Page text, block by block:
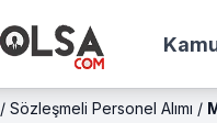
/ Sözleşmeli Personel Alımı /